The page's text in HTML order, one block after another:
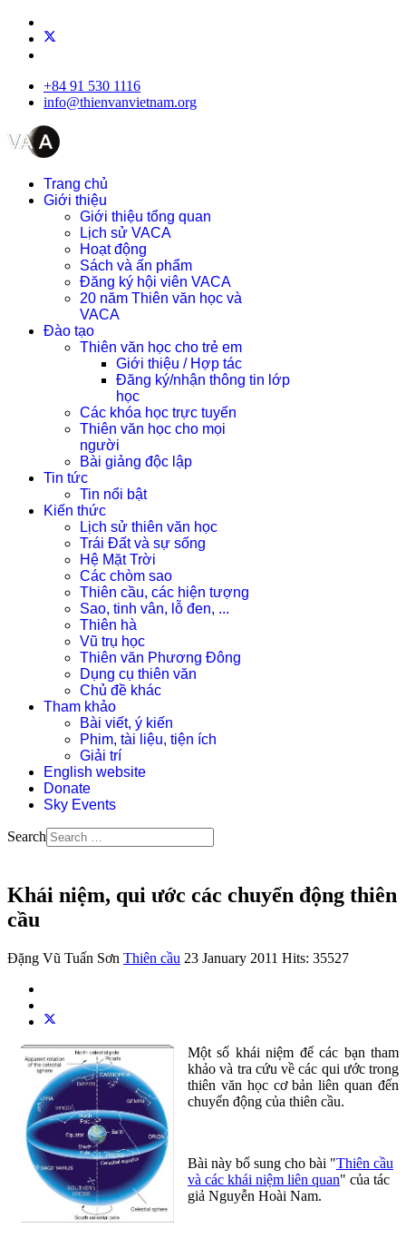
+84 91 530 1116
info@thienvanvietnam.org
Trang chủ
Giới thiệu
Giới thiệu tổng quan
Lịch sử VACA
Hoạt động
Sách và ấn phẩm
Đăng ký hội viên VACA
20 năm Thiên văn học và
VACA
Đào tạo
Thiên văn học cho trẻ em
Giới thiệu / Hợp tác
Đăng ký/nhận thông tin lớp
học
Các khóa học trực tuyến
Thiên văn học cho mọi
người
Bài giảng độc lập
Tin tức
Tin nổi bật
Kiến thức
Lịch sử thiên văn học
Trái Đất và sự sống
Hệ Mặt Trời
Các chòm sao
Thiên cầu, các hiện tượng
Sao, tinh vân, lỗ đen, ...
Thiên hà
Vũ trụ học
Thiên văn Phương Đông
Dụng cụ thiên văn
Chủ đề khác
Tham khảo
Bài viết, ý kiến
Phim, tài liệu, tiện ích
Giải trí
English website
Donate
Sky Events
Search
Khái niệm, qui ước các chuyển động thiên
cầu
Đặng Vũ Tuấn Sơn Thiên cầu 23 January 2011 Hits: 35527
Một số khái niệm để các bạn tham
khảo và tra cứu về các qui ước trong
thiên văn học cơ bản liên quan đến
chuyển động của thiên cầu.
Bài này bổ sung cho bài "Thiên cầu
và các khái niệm liên quan" của tác
giả Nguyễn Hoài Nam.